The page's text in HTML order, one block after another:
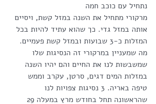
נתחיל עם כוכב חמה
מרקורי מתחיל את השנה במזל קשת, ויסיים
אותה במזל גדי. כך שהוא עתיד להיות בכל
המזלות כ-3 שבועות ובמזל קשת פעמיים.
מה שמעניין במרקורי זה הנסיגות שלו
שמשבשות לנו את החיים והם יהיו השנה
במזלות המים דגים, סרטן, עקרב וממש
טיפה באריה. 3 נסיגות צפויות לנו